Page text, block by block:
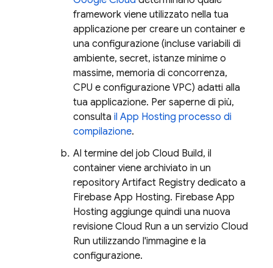
framework viene utilizzato nella tua
applicazione per creare un container e
una configurazione (incluse variabili di
ambiente, secret, istanze minime o
massime, memoria di concorrenza,
CPU e configurazione VPC) adatti alla
tua applicazione. Per saperne di più,
consulta il App Hosting processo di
compilazione.
Al termine del job Cloud Build, il
container viene archiviato in un
repository Artifact Registry dedicato a
Firebase App Hosting. Firebase App
Hosting aggiunge quindi una nuova
revisione Cloud Run a un servizio Cloud
Run utilizzando l'immagine e la
configurazione.